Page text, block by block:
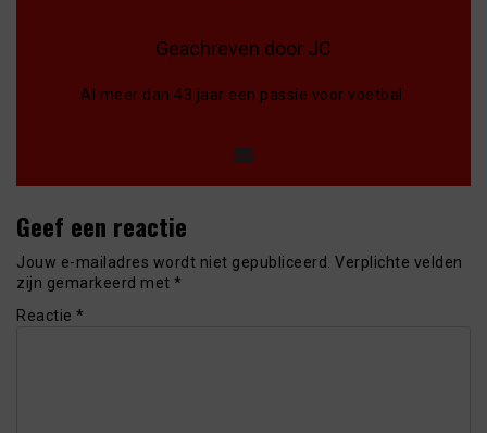
Geachreven door JC
Al meer dan 43 jaar een passie voor voetbal.
Geef een reactie
Jouw e-mailadres wordt niet gepubliceerd. Verplichte velden
zijn gemarkeerd met *
Reactie *